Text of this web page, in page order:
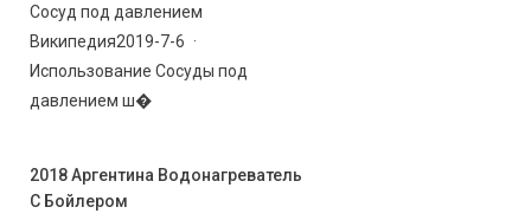
Сосуд под давлением
Википедия2019-7-6 ·
Использование Сосуды под
давлением ш�
2018 Аргентина Водонагреватель
С Бойлером